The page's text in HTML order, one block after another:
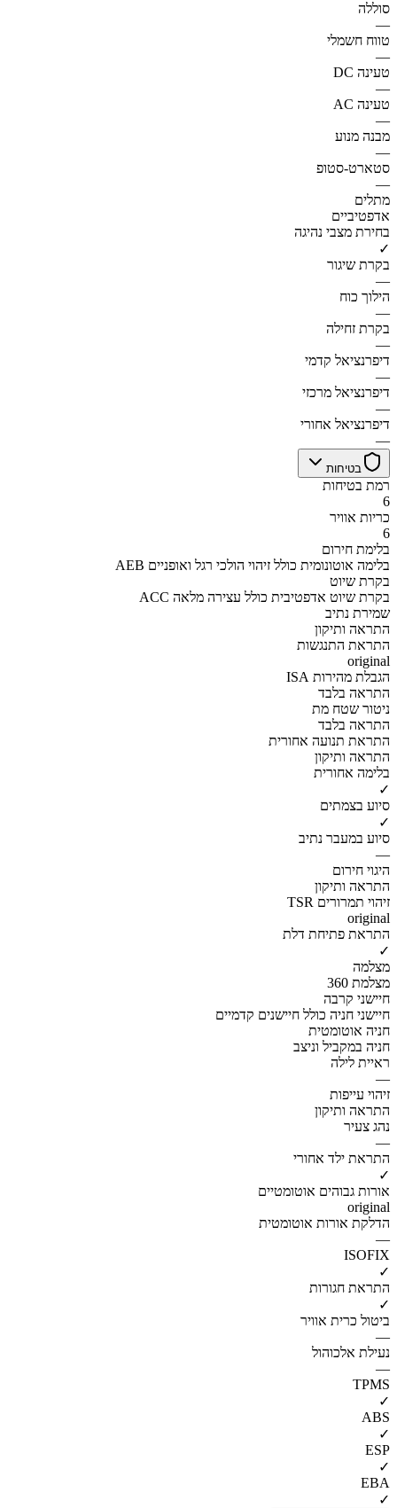
סוללה
—
טווח חשמלי
—
טעינה DC
—
טעינה AC
—
מבנה מנוע
—
סטארט-סטופ
—
מתלים
אדפטיביים
בחירת מצבי נהיגה
✓
בקרת שיגור
—
הילוך כוח
—
בקרת זחילה
—
דיפרנציאל קדמי
—
דיפרנציאל מרכזי
—
דיפרנציאל אחורי
—
בטיחות
רמת בטיחות
6
כריות אוויר
6
בלימת חירום
AEB בלימה אוטונומית כולל זיהוי הולכי רגל ואופניים
בקרת שיוט
ACC בקרת שיוט אדפטיבית כולל עצירה מלאה
שמירת נתיב
התראה ותיקון
התראת התנגשות
original
הגבלת מהירות ISA
התראה בלבד
ניטור שטח מת
התראה בלבד
התראת תנועה אחורית
התראה ותיקון
בלימה אחורית
✓
סיוע בצמתים
✓
סיוע במעבר נתיב
—
היגוי חירום
התראה ותיקון
זיהוי תמרורים TSR
original
התראת פתיחת דלת
✓
מצלמה
מצלמת 360
חיישני קרבה
חיישני חניה כולל חיישנים קדמיים
חניה אוטומטית
חניה במקביל וניצב
ראיית לילה
—
זיהוי עייפות
התראה ותיקון
נהג צעיר
—
התראת ילד אחורי
✓
אורות גבוהים אוטומטיים
original
הדלקת אורות אוטומטית
—
ISOFIX
✓
התראת חגורות
✓
ביטול כרית אוויר
—
נעילת אלכוהול
—
TPMS
✓
ABS
✓
ESP
✓
EBA
✓